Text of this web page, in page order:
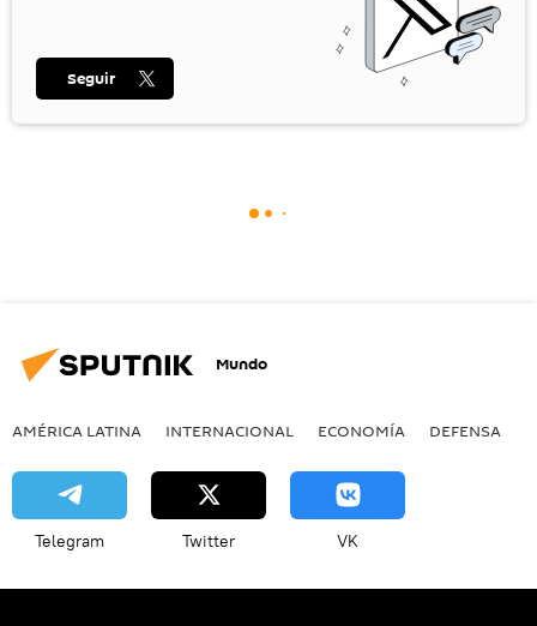
Seguir
Mundo
AMÉRICA LATINA INTERNACIONAL ECONOMÍA DEFENSA
Telegram Twitter VK